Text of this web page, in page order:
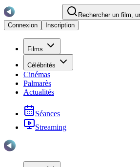
Rechercher un film,
Connexion
Inscription
Films
Célébrités
Cinémas
Palmarès
Actualités
Séances
Streaming